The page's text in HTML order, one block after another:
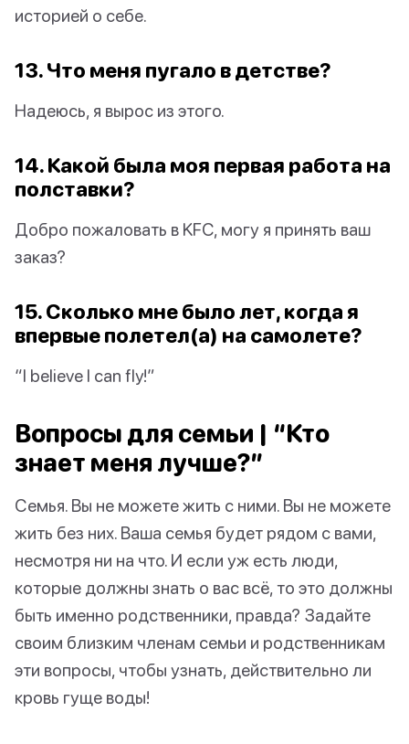
историей о себе.
13. Что меня пугало в детстве?
Надеюсь, я вырос из этого.
14. Какой была моя первая работа на
полставки?
Добро пожаловать в KFC, могу я принять ваш
заказ?
15. Сколько мне было лет, когда я
впервые полетел(а) на самолете?
“I believe I can fly!”
Вопросы для семьи | “Кто
знает меня лучше?”
Семья. Вы не можете жить с ними. Вы не можете
жить без них. Ваша семья будет рядом с вами,
несмотря ни на что. И если уж есть люди,
которые должны знать о вас всё, то это должны
быть именно родственники, правда? Задайте
своим близким членам семьи и родственникам
эти вопросы, чтобы узнать, действительно ли
кровь гуще воды!